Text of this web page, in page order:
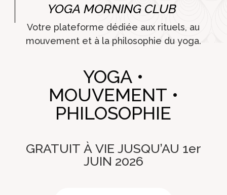
YOGA MORNING CLUB
Votre plateforme dédiée aux rituels, au
mouvement et à la philosophie du yoga.
YOGA •
MOUVEMENT •
PHILOSOPHIE
GRATUIT À VIE JUSQU’AU 1er
JUIN 2026